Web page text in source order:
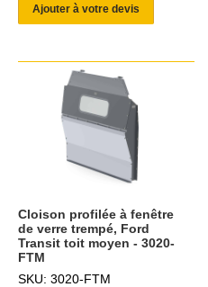
Ajouter à votre devis
Cloison profilée à fenêtre
de verre trempé, Ford
Transit toit moyen - 3020-
FTM
SKU: 3020-FTM